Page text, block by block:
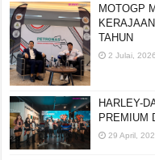
MOTOGP
TAHUN
2 Julai, 2026
HARLEY-
PREMIUM
29 April,